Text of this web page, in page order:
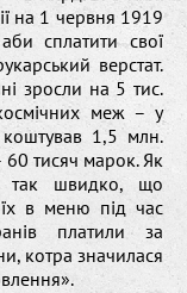
на 1 червня 1919
сплатити свої
верстат.
зросли на 5 тис.
меж – у
1,5 млн.
60 тисяч марок. Як
так швидко, що
їх в меню під час
платили за
котра значилася